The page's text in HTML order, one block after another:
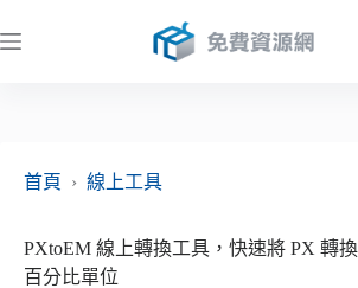
至
首頁
› 線上工具
PXtoEM 線上轉換工具，快速將 PX 轉
百分比單位